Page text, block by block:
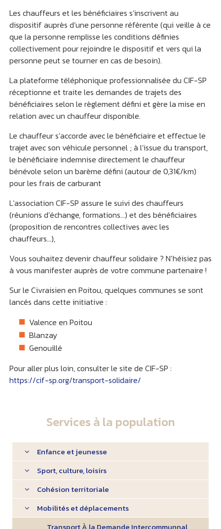
Les chauffeurs et les bénéficiaires s’inscrivent au
dispositif auprès d’une personne référente (qui veille à ce
que la personne remplisse les conditions définies
collectivement pour rejoindre le dispositif et vers qui la
personne peut se tourner en cas de besoin).
La plateforme téléphonique professionnalisée du CIF-SP
réceptionne et traite les demandes de trajets des
bénéficiaires selon le règlement défini et gère la mise en
relation avec un chauffeur disponible.
Le chauffeur s’accorde avec le bénéficiaire et effectue le
trajet avec son véhicule personnel ; à l’issue du transport,
le bénéficiaire indemnise directement le chauffeur
bénévole selon un barème défini (autour de 0,31€/km)
pour les frais de carburant
L’association CIF-SP assure le suivi des chauffeurs
(réunions d’échange, formations…) et des bénéficiaires
(proposition de rencontres collectives avec les
chauffeurs…),
Vous souhaitez devenir chauffeur solidaire ? N’héisiez pas
à vous manifester auprès de votre commune partenaire !
Sur le Civraisien en Poitou, quelques communes se sont
lancés dans cette initiative :
Valence en Poitou
Blanzay
Genouillé
Pour aller plus loin, consulter le site de CIF-SP :
https://cif-sp.org/transport-solidaire/
Services à la population
Enfance et jeunesse
Sport, culture, loisirs
Cohésion territoriale
Mobilités et déplacements